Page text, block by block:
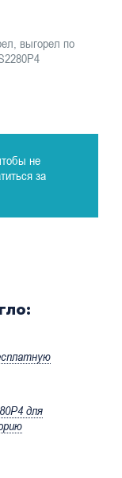
выгорел по
не
за
для